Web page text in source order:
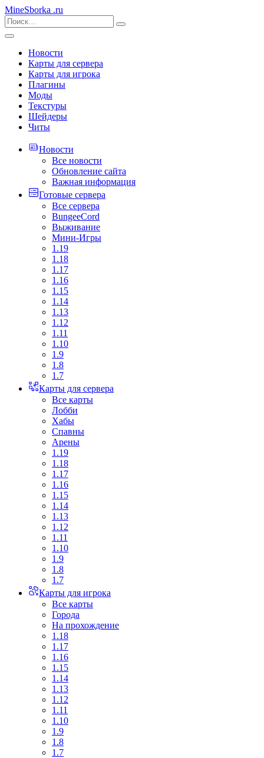
MineSborka .ru
Новости
Карты для сервера
Карты для игрока
Плагины
Моды
Текстуры
Шейдеры
Читы
Новости
Все новости
Обновление сайта
Важная информация
Готовые сервера
Все сервера
BungeeCord
Выживание
Мини-Игры
1.19
1.18
1.17
1.16
1.15
1.14
1.13
1.12
1.11
1.10
1.9
1.8
1.7
Карты для сервера
Все карты
Лобби
Хабы
Спавны
Арены
1.19
1.18
1.17
1.16
1.15
1.14
1.13
1.12
1.11
1.10
1.9
1.8
1.7
Карты для игрока
Все карты
Города
На прохождение
1.18
1.17
1.16
1.15
1.14
1.13
1.12
1.11
1.10
1.9
1.8
1.7